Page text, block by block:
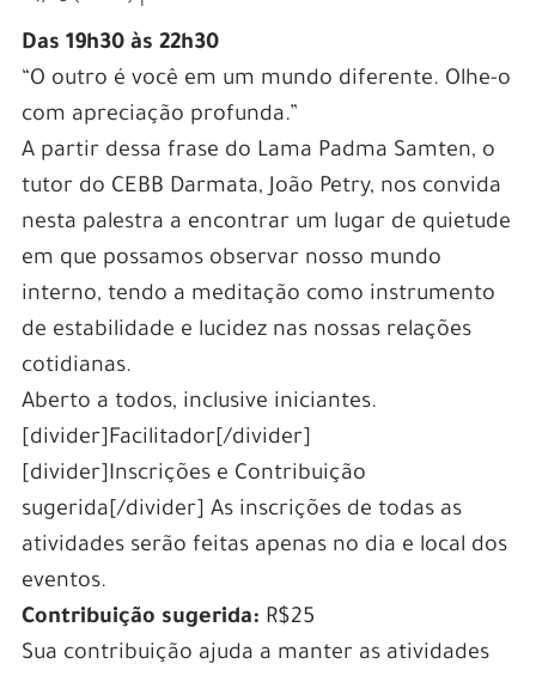
Das 19h30 às 22h30
“O outro é você em um mundo diferente. Olhe-o
com apreciação profunda.”
A partir dessa frase do Lama Padma Samten, o
tutor do CEBB Darmata, João Petry, nos convida
nesta palestra a encontrar um lugar de quietude
em que possamos observar nosso mundo
interno, tendo a meditação como instrumento
de estabilidade e lucidez nas nossas relações
cotidianas.
Aberto a todos, inclusive iniciantes.
[divider]Facilitador[/divider]
[divider]Inscrições e Contribuição
sugerida[/divider] As inscrições de todas as
atividades serão feitas apenas no dia e local dos
eventos.
Contribuição sugerida: R$25
Sua contribuição ajuda a manter as atividades